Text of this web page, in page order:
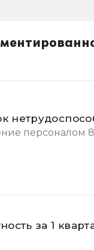
персоналом 8
за 1